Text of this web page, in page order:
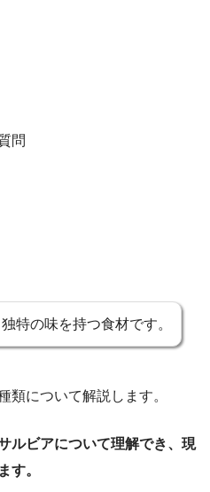
問
特の味を持つ食材です。
類について解説します。
ルビアについて理解でき、現
す。